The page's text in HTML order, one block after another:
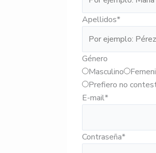
Apellidos*
Género
Masculino
Prefiero no
E-mail*
Contraseña*